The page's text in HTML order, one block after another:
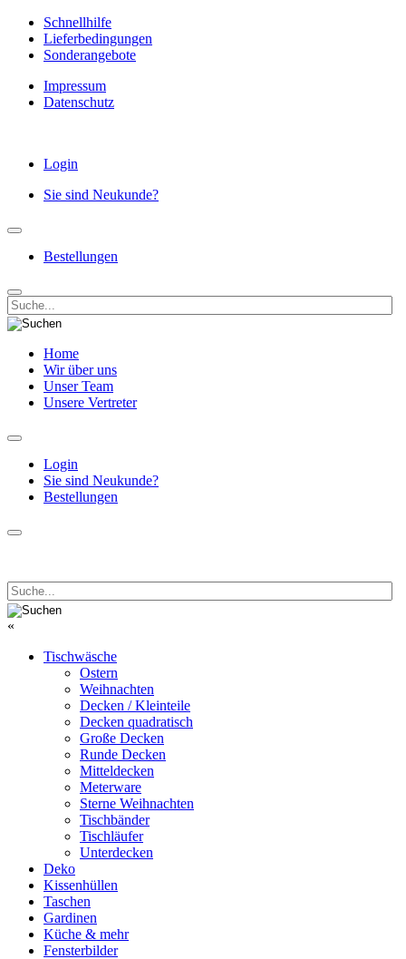
Schnellhilfe
Lieferbedingungen
Sonderangebote
Impressum
Datenschutz
Login
Sie sind Neukunde?
Bestellungen
Home
Wir über uns
Unser Team
Unsere Vertreter
Login
Sie sind Neukunde?
Bestellungen
«
Tischwäsche
Ostern
Weihnachten
Decken / Kleinteile
Decken quadratisch
Große Decken
Runde Decken
Mitteldecken
Meterware
Sterne Weihnachten
Tischbänder
Tischläufer
Unterdecken
Deko
Kissenhüllen
Taschen
Gardinen
Küche & mehr
Fensterbilder